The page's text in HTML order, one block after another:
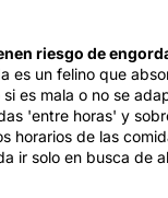
riesgo de
es un felino que
es mala o no se
'entre horas' y
horarios de las
ir solo en busca de